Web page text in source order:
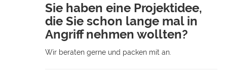
Sie haben eine Projektidee,
die Sie schon lange mal in
Angriff nehmen wollten?
Wir beraten gerne und packen mit an.